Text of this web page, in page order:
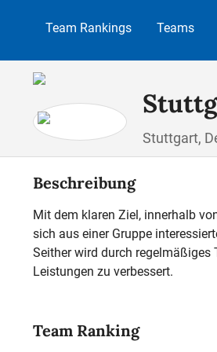
Team Rankings Teams
Stuttgart,
Beschreibung
Mit dem klaren Ziel, innerhalb
sich aus einer Gruppe
Seither wird durch regelmäßiges
Leistungen zu verbessert.
Team Ranking